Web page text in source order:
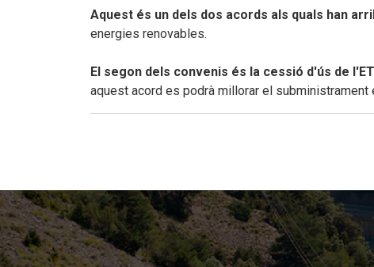
Aquest és un dels dos acords als quals han
energies renovables.
El segon dels convenis és la cessió d'ús de
aquest acord es podrà millorar el